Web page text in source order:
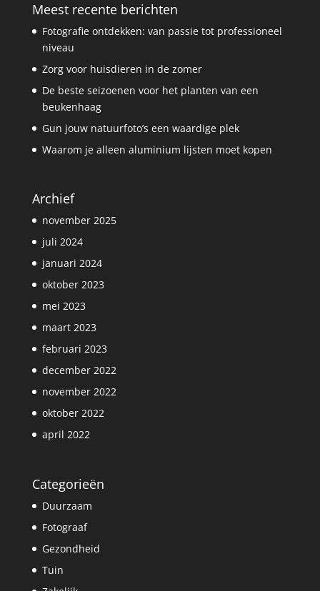
Meest recente berichten
Fotografie ontdekken: van passie tot professioneel
niveau
Zorg voor huisdieren in de zomer
De beste seizoenen voor het planten van een
beukenhaag
Gun jouw natuurfoto’s een waardige plek
Waarom je alleen aluminium lijsten moet kopen
Archief
november 2025
juli 2024
januari 2024
oktober 2023
mei 2023
maart 2023
februari 2023
december 2022
november 2022
oktober 2022
april 2022
Categorieën
Duurzaam
Fotograaf
Gezondheid
Tuin